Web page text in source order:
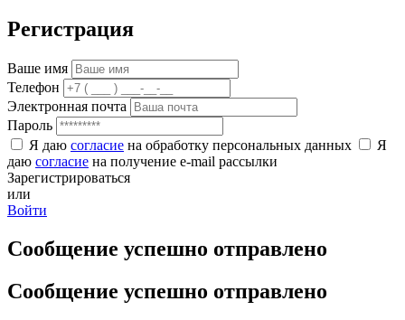
Регистрация
Ваше имя
Телефон
Электронная почта
Пароль
Я даю согласие на обработку персональных данных
Я
даю согласие на получение e-mail рассылки
Зарегистрироваться
или
Войти
Сообщение успешно отправлено
Сообщение успешно отправлено